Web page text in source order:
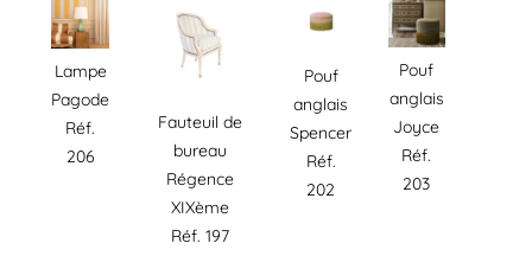
Lampe
Pagode
Réf.
206
Fauteuil de
bureau
Régence
XIXème
Réf. 197
Pouf
anglais
Spencer
Réf.
202
Pouf
anglais
Joyce
Réf.
203